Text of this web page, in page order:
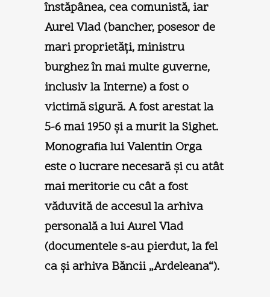
înstăpânea, cea comunistă, iar
Aurel Vlad (bancher, posesor de
mari proprietăţi, ministru
burghez în mai multe guverne,
inclusiv la Interne) a fost o
victimă sigură. A fost arestat la
5-6 mai 1950 şi a murit la Sighet.
Monografia lui Valentin Orga
este o lucrare necesară şi cu atât
mai meritorie cu cât a fost
văduvită de accesul la arhiva
personală a lui Aurel Vlad
(documentele s-au pierdut, la fel
ca şi arhiva Băncii „Ardeleana“).